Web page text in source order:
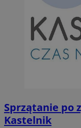
Sprzątanie po
Kastelnik